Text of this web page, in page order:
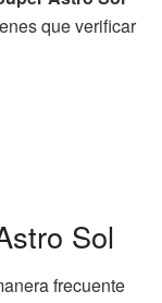
que verificar
Sol
frecuente